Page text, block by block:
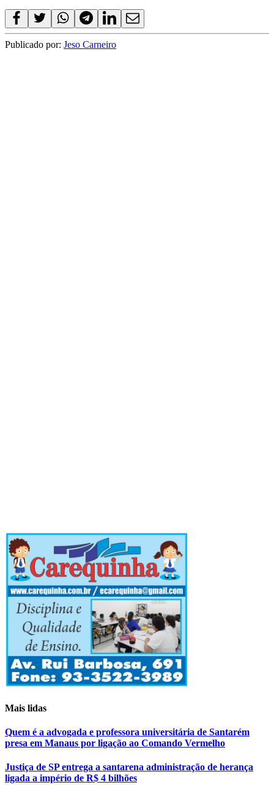
Publicado por: Jeso Carneiro
Mais lidas
Quem é a advogada e professora universitária de Santarém
presa em Manaus por ligação ao Comando Vermelho
Justiça de SP entrega a santarena administração de herança
ligada a império de R$ 4 bilhões